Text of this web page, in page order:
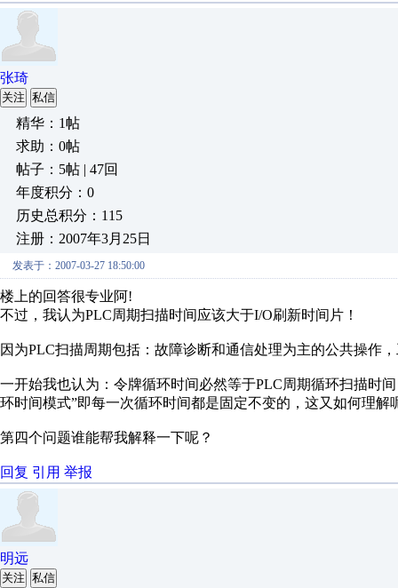
张琦
关注 私信
精华：1帖
求助：0帖
帖子：5帖 | 47回
年度积分：0
历史总积分：115
注册：2007年3月25日
发表于：2007-03-27 18:50:00
楼上的回答很专业阿!
不过，我认为PLC周期扫描时间应该大于I/O刷新时间片！
因为PLC扫描周期包括：故障诊断和通信处理为主的公共操作
一开始我也认为：令牌循环时间必然等于PLC周期循环扫描时
环时间模式”即每一次循环时间都是固定不变的，这又如何理解
第四个问题谁能帮我解释一下呢？
回复 引用 举报
明远
关注 私信